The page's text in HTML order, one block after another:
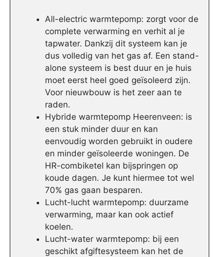
All-electric warmtepomp: zorgt voor de
complete verwarming en verhit al je
tapwater. Dankzij dit systeem kan je
dus volledig van het gas af. Een stand-
alone systeem is best duur en je huis
moet eerst heel goed geïsoleerd zijn.
Voor nieuwbouw is het zeer aan te
raden.
Hybride warmtepomp Heerenveen: is
een stuk minder duur en kan
eenvoudig worden gebruikt in oudere
en minder geïsoleerde woningen. De
HR-combiketel kan bijspringen op
koude dagen. Je kunt hiermee tot wel
70% gas gaan besparen.
Lucht-lucht warmtepomp: duurzame
verwarming, maar kan ook actief
koelen.
Lucht-water warmtepomp: bij een
geschikt afgiftesysteem kan het de